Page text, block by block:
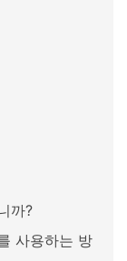
까?
사용하는 방